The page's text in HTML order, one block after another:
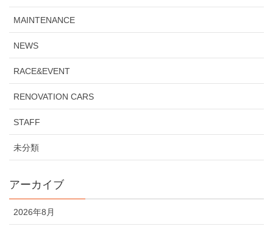
MAINTENANCE
NEWS
RACE&EVENT
RENOVATION CARS
STAFF
未分類
アーカイブ
2026年8月